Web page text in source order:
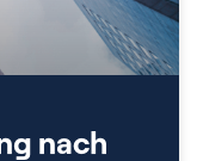
nach